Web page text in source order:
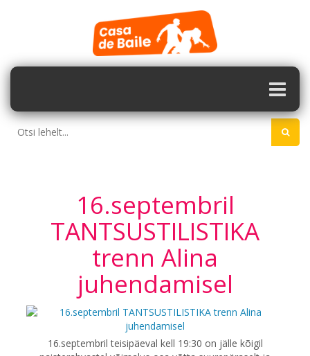
16.septembril
TANTSUSTILISTIKA
trenn Alina
juhendamisel
16.septembril teisipäeval kell 19:30 on jälle kõigil